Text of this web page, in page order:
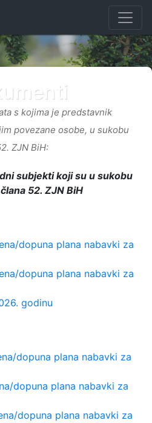
s kojima je predstavnik
povezane osobe, u sukobu
ZJN BiH:
subjekti koji su u sukobu
52. ZJN BiH
dopuna plana nabavki za
dopuna plana nabavki za
godinu
dopuna plana nabavki za
dopuna plana nabavki za
dopuna plana nabavki za